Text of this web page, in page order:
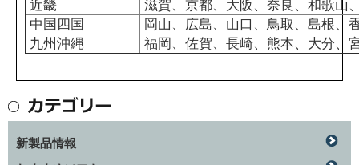
近畿
滋賀、京都、大阪、奈良、和歌山
中国四国
岡山、広島、山口、鳥取、島根、
九州沖縄
福岡、佐賀、長崎、熊本、大分、
新製品情報